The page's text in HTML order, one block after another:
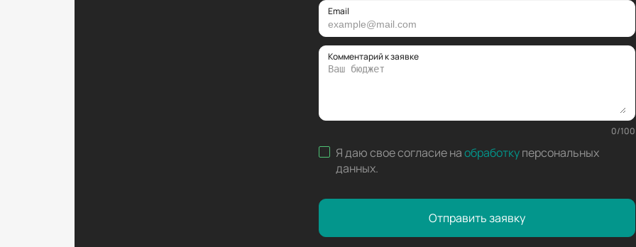
Email
Комментарий к заявке
0/100
Я даю свое согласие наобработкуперсональных
данных.
Отправить заявку